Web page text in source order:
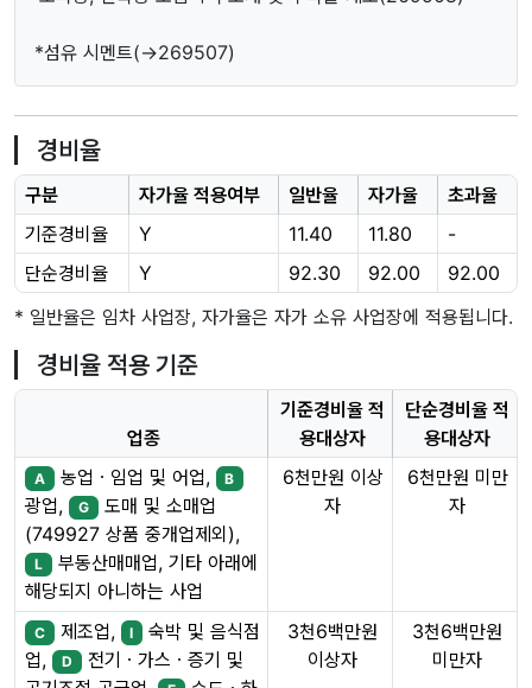
*섬유 시멘트(→269507)
경비율
구분 자가율 적용여부 일반율 자가율
초과율
기준경비율
Y 11.40 11.80
-
단순경비율
Y 92.30 92.00
92.00
* 일반율은 임차 사업장, 자가율은 자가 소유 사업장에 적용됩니다.
경비율 적용 기준
업종
기준경비율 적
용대상자
단순경비율 적
용대상자
A 농업ㆍ임업 및 어업, B
광업, G 도매 및 소매업
(749927 상품 중개업제외),
L 부동산매매업, 기타 아래에
해당되지 아니하는 사업
6천만원 이상
자
6천만원 미만
자
C 제조업, I
숙박 및 음식점
업,
D 전기ㆍ가스ㆍ증기 및
3천6백만원
이상자
3천6백만원
미만자